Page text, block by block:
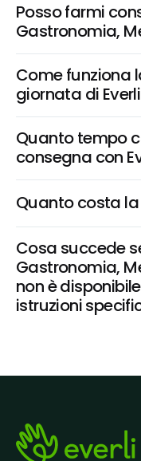
Posso farmi
Gastronomia,
Come funziona
giornata di
Quanto tempo
consegna con
Quanto costa la
Cosa succede
Gastronomia,
non è
istruzioni